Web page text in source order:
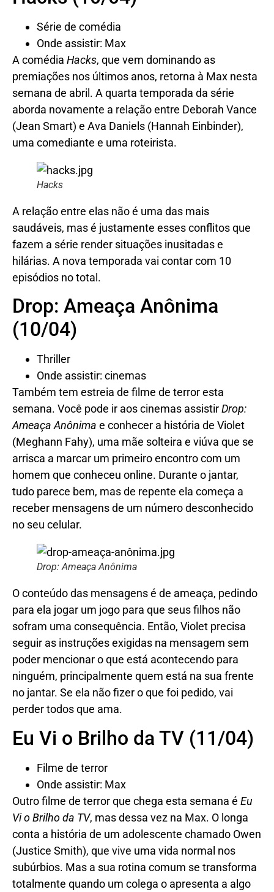
Série de comédia
Onde assistir: Max
A comédia Hacks, que vem dominando as
premiações nos últimos anos, retorna à Max nesta
semana de abril. A quarta temporada da série
aborda novamente a relação entre Deborah Vance
(Jean Smart) e Ava Daniels (Hannah Einbinder),
uma comediante e uma roteirista.
Hacks
A relação entre elas não é uma das mais
saudáveis, mas é justamente esses conflitos que
fazem a série render situações inusitadas e
hilárias. A nova temporada vai contar com 10
episódios no total.
Drop: Ameaça Anônima
(10/04)
Thriller
Onde assistir: cinemas
Também tem estreia de filme de terror esta
semana. Você pode ir aos cinemas assistirDrop:
Ameaça Anônima e conhecer a história de Violet
(Meghann Fahy), uma mãe solteira e viúva que se
arrisca a marcar um primeiro encontro com um
homem que conheceu online. Durante o jantar,
tudo parece bem, mas de repente ela começa a
receber mensagens de um número desconhecido
no seu celular.
Drop: Ameaça Anônima
O conteúdo das mensagens é de ameaça, pedindo
para ela jogar um jogo para que seus filhos não
sofram uma consequência. Então, Violet precisa
seguir as instruções exigidas na mensagem sem
poder mencionar o que está acontecendo para
ninguém, principalmente quem está na sua frente
no jantar. Se ela não fizer o que foi pedido, vai
perder todos que ama.
Eu Vi o Brilho da TV (11/04)
Filme de terror
Onde assistir: Max
Outro filme de terror que chega esta semana é Eu
Vi o Brilho da TV, mas dessa vez na Max. O longa
conta a história de um adolescente chamado Owen
(Justice Smith), que vive uma vida normal nos
subúrbios. Mas a sua rotina comum se transforma
totalmente quando um colega o apresenta a algo